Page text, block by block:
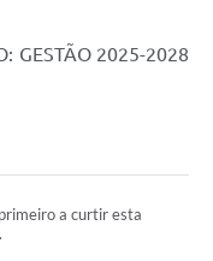
GESTÃO 2025-2028
a curtir esta